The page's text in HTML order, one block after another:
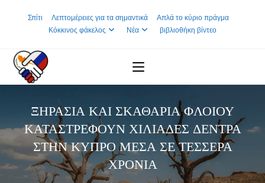
Σπίτι Λεπτομέρειες για τα σημαντικά
Απλά το κύριο πράγμα
Κόκκινος φάκελος
Νέα βιβλιοθήκη βίντεο
ΞΗΡΑΣΊΑ ΚΑΙ ΣΚΑΘΆΡΙΑ ΦΛΟΙΟΎ
ΚΑΤΑΣΤΡΈΦΟΥΝ ΧΙΛΙΆΔΕΣ ΔΈΝΤΡΑ
ΣΤΗΝ ΚΎΠΡΟ ΜΈΣΑ ΣΕ ΤΈΣΣΕΡΑ
ΧΡΌΝΙΑ